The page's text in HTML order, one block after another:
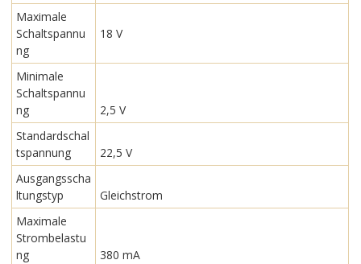
Maximale
Schaltspannu
ng
18 V
Minimale
Schaltspannu
ng
2,5 V
Standardschal
tspannung
22,5 V
Ausgangsscha
ltungstyp
Gleichstrom
Maximale
Strombelastu
ng
380 mA